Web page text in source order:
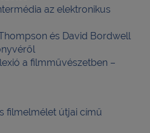
az elektronikus
és David Bordwell
a filmművészetben –
filmelmélet útjai című